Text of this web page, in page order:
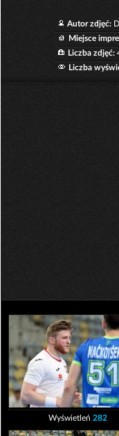
Autor zdjęć:
Miejsce
Liczba zdjęć:
Liczba
Wyświetleń 282